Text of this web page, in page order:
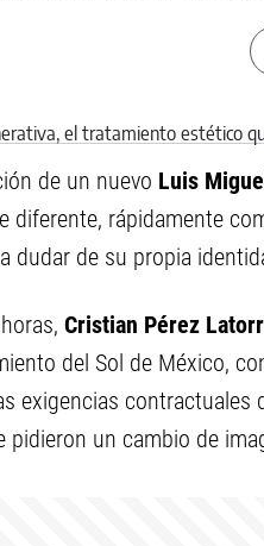
de un nuevo Luis
diferente, rápidamente
dudar de su propia
Cristian Pérez
del Sol de México,
exigencias contractuales
pidieron un cambio de